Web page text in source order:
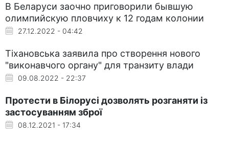
В Беларуси заочно приговорили бывшую
олимпийскую пловчиху к 12 годам колонии
27.12.2022 - 04:42
Тіхановська заявила про створення нового
"виконавчого органу" для транзиту влади
09.08.2022 - 22:37
Протести в Білорусі дозволять розганяти із
застосуванням зброї
08.12.2021 - 17:34